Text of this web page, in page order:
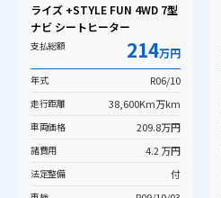
ライズ +STYLE FUN 4WD 7型
ナビ シートヒーター
支払総額 214万円
年式 R06/10
走行距離 38,600Km万km
車両価格 209.8万円
諸費用 4.2 万円
法定整備 付